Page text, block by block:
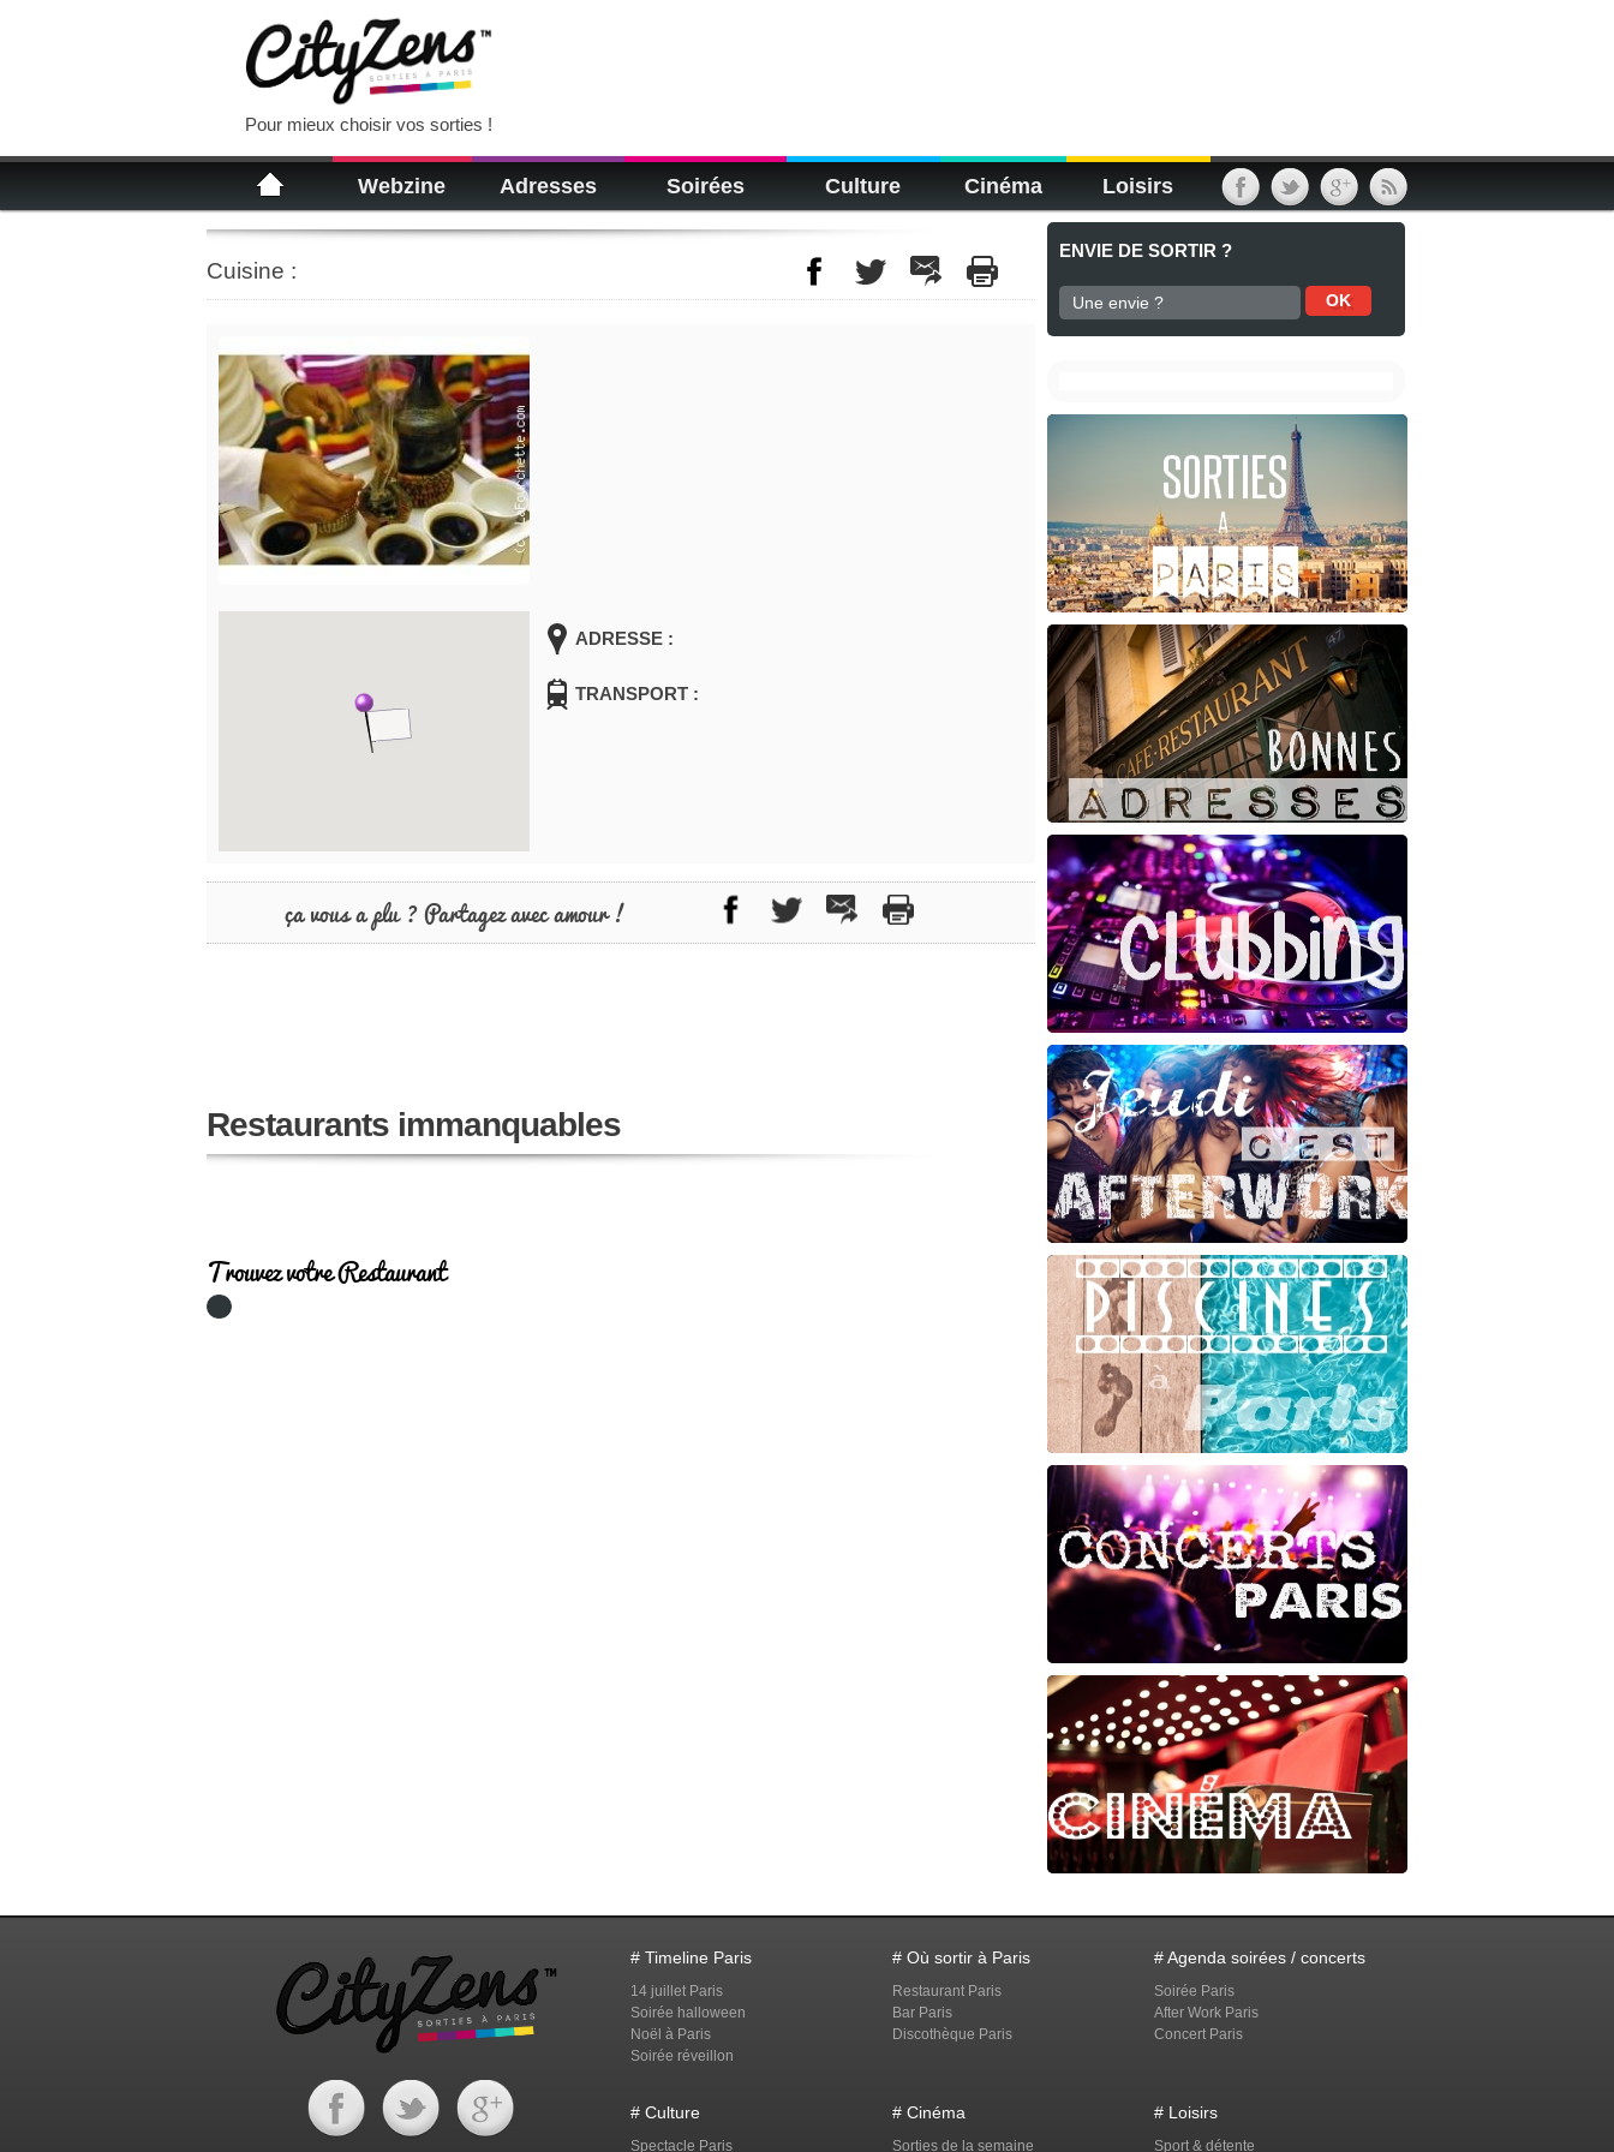
Pour mieux choisir vos sorties !
Webzine Adresses Soirées Culture Cinéma Loisirs
Cuisine :
ADRESSE :
TRANSPORT :
ça vous a plu ? Partagez avec amour !
Restaurants immanquables
Trouvez votre Restaurant
ENVIE DE SORTIR ?
# Timeline Paris
14 juillet Paris
Soirée halloween
Noël à Paris
Soirée réveillon
# Où sortir à Paris
Restaurant Paris
Bar Paris
Discothèque Paris
# Agenda soirées / concerts
Soirée Paris
After Work Paris
Concert Paris
# Culture
Spectacle Paris
# Cinéma
Sorties de la semaine
# Loisirs
Sport & détente